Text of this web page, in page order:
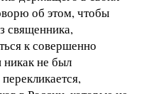
об этом, чтобы
священника,
к совершенно
не был